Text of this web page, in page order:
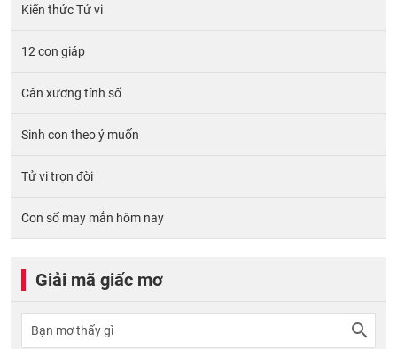
Kiến thức Tử vi
12 con giáp
Cân xương tính số
Sinh con theo ý muốn
Tử vi trọn đời
Con số may mắn hôm nay
Giải mã giấc mơ